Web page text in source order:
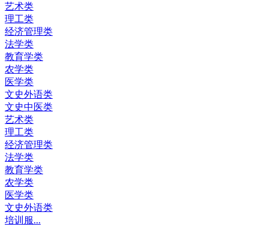
艺术类
理工类
经济管理类
法学类
教育学类
农学类
医学类
文史外语类
文史中医类
艺术类
理工类
经济管理类
法学类
教育学类
农学类
医学类
文史外语类
培训服...